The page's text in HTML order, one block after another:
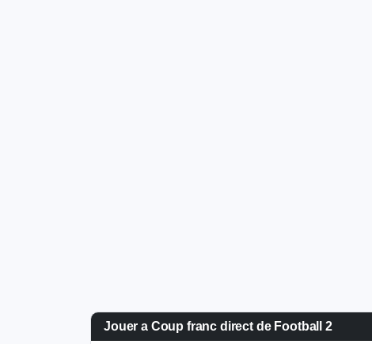
Jouer a Coup franc direct de Football 2